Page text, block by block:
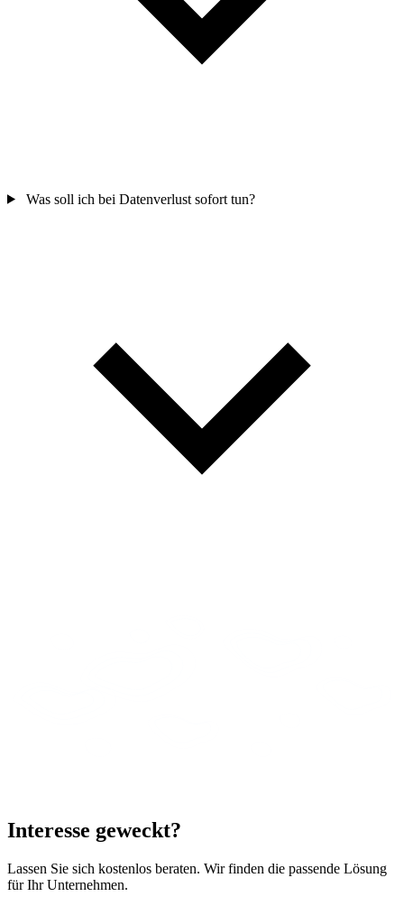
Was soll ich bei Datenverlust sofort tun?
Interesse geweckt?
Lassen Sie sich kostenlos beraten. Wir finden die passende Lösung
für Ihr Unternehmen.